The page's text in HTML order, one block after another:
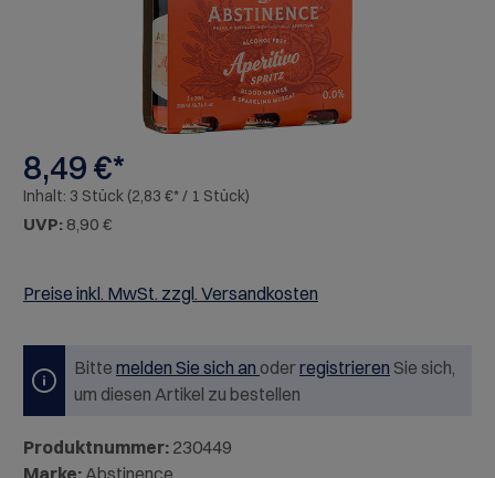
8,49 €*
Inhalt: 3 Stück (2,83 €* / 1 Stück)
UVP: 8,90 €
Preise inkl. MwSt. zzgl. Versandkosten
Bitte melden Sie sich an oderregistrieren Sie sich,
um diesen Artikel zu bestellen
Produktnummer: 230449
Marke:Abstinence